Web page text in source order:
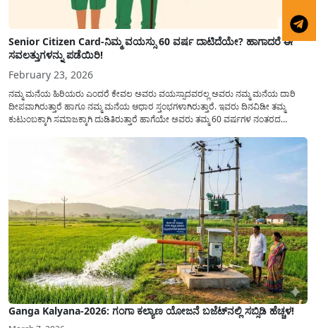
Senior Citizen Card-ನಿಮ್ಮ ವಯಸ್ಸು 60 ವರ್ಷ ದಾಟಿದೆಯೇ? ಹಾಗಾದರೆ ಈ
ಸವಲತ್ತುಗಳನ್ನು ಪಡೆಯಿರಿ!
February 23, 2026
ನಮ್ಮ ಮನೆಯ ಹಿರಿಯರು ಎಂದರೆ ಕೇವಲ ಅವರು ವಯಸ್ಸಾದವರಲ್ಲ ಅವರು ನಮ್ಮ ಮನೆಯ ದಾರಿ
ದೀಪವಾಗಿರುತ್ತಾರೆ ಹಾಗೂ ನಮ್ಮ ಮನೆಯ ಆಧಾರ ಸ್ತಂಭಗಳಾಗಿರುತ್ತಾರೆ. ಇವರು ದಿನವಿಡೀ ತಮ್ಮ
ಕುಟುಂಬಕ್ಕಾಗಿ ಸಮಾಜಕ್ಕಾಗಿ ದುಡಿತಿರುತ್ತಾರೆ ಹಾಗೆಯೇ ಅವರು ತಮ್ಮ 60 ವರ್ಷಗಳ ನಂತರದ
Ganga Kalyana-2026: ಗಂಗಾ ಕಲ್ಯಾಣ ಯೋಜನೆ ಬಜೆಟ್‌ನಲ್ಲಿ ಸಬ್ಸಿಡಿ ಹೆಚ್ಚಳ!